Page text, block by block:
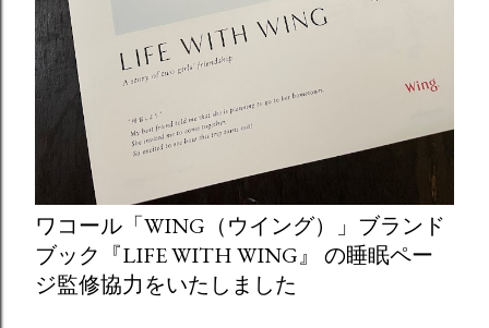
ワコール「WING（ウイング）」ブランド
ブック『LIFE WITH WING』 の睡眠ペー
ジ監修協力をいたしました